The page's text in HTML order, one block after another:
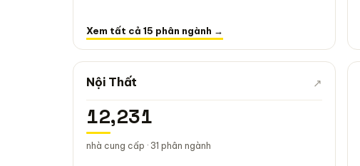
Xem tất cả 15 phân ngành →
Nội Thất ↗
12,231
nhà cung cấp · 31 phân ngành